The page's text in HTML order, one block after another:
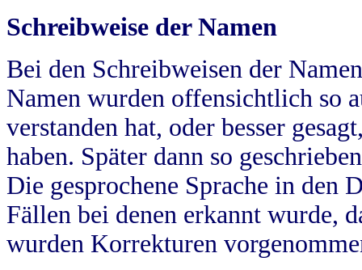
Schreibweise der Namen
Bei den Schreibweisen der
Namen wurden offensichtlich so
verstanden hat, oder besser
haben. Später dann so
Die gesprochene Sprache in
Fällen bei denen erkannt wurde,
wurden Korrekturen